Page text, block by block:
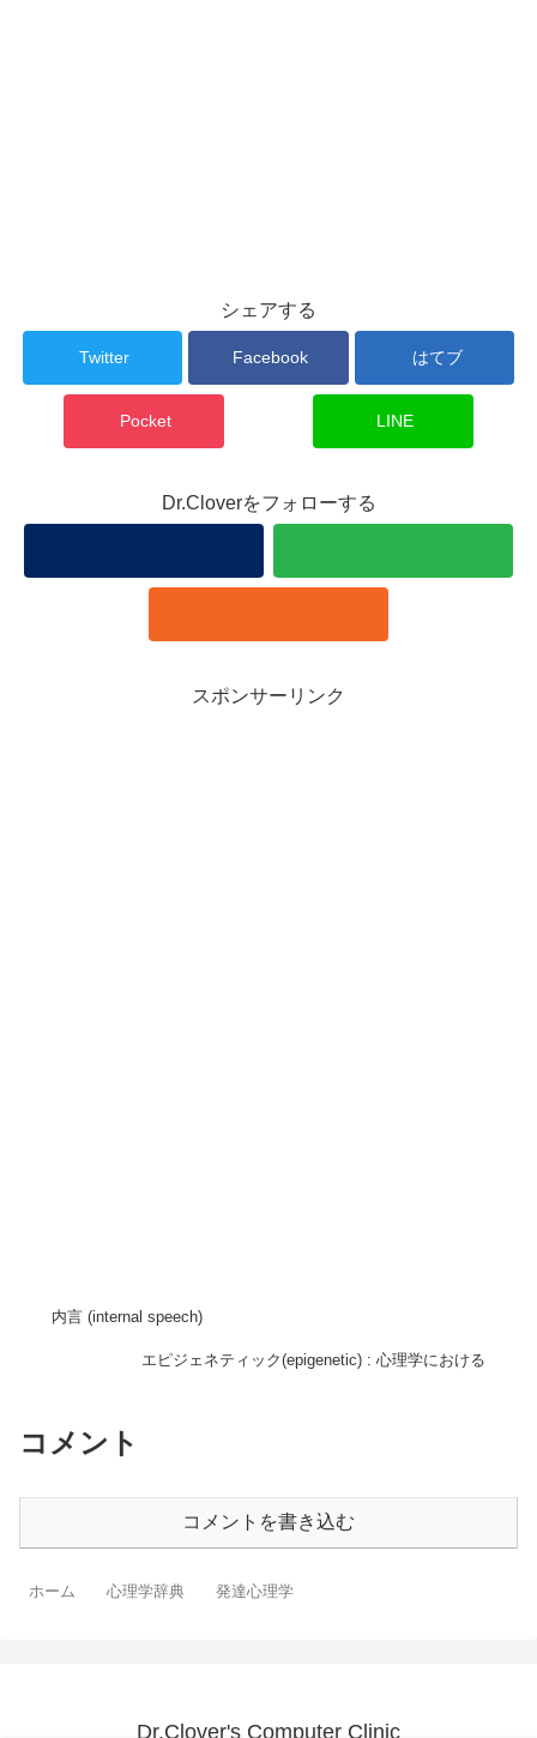
シェアする
Twitter Facebook はてブ
Pocket LINE
Dr.Cloverをフォローする
スポンサーリンク
内言 (internal speech)
エピジェネティック(epigenetic) : 心理学における
コメント
コメントを書き込む
ホーム 心理学辞典 発達心理学
Dr.Clover's Computer Clinic